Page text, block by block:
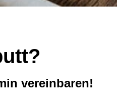
vereinbaren!